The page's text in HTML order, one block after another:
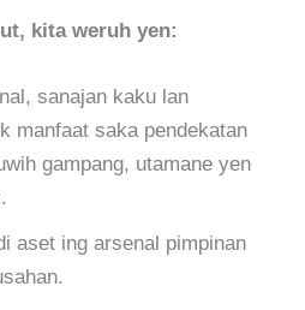
kita weruh yen:
sanajan kaku lan
manfaat saka pendekatan
gampang, utamane yen
aset ing arsenal pimpinan